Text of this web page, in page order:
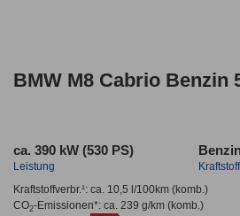
BMW M8 Cabrio Benzin
ca. 390 kW (530 PS)
Leistung
Kraftstoff
Kraftstoffverbr.¹: ca. 10,5 l/100km(komb.)
CO2-Emissionen*: ca. 239 g/km(komb.)